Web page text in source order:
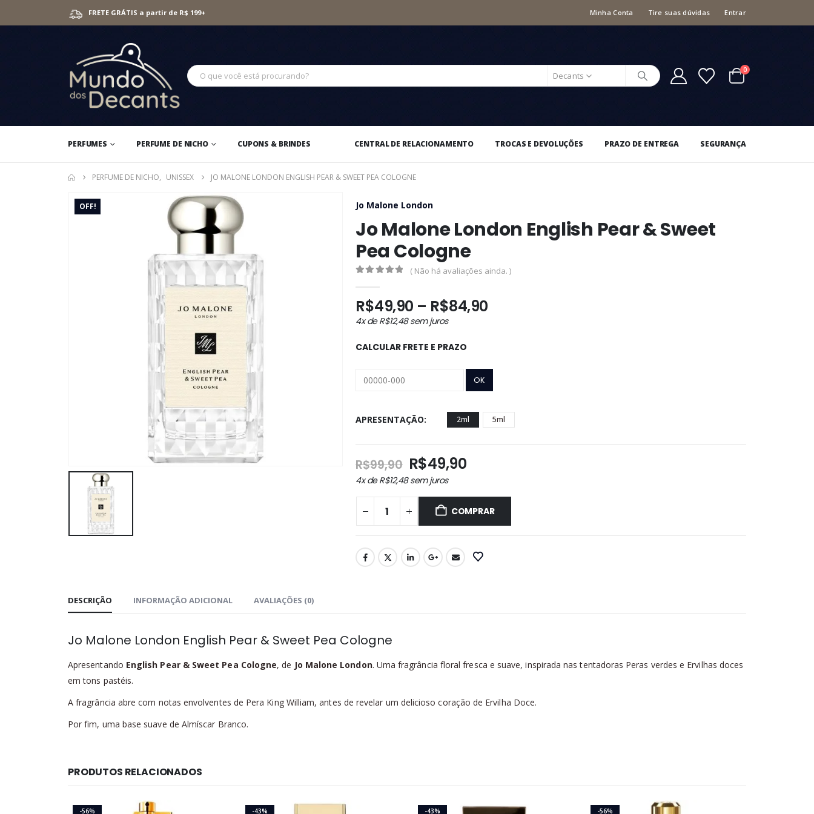
FRETE GRÁTIS a partir de R$ 199+ Minha Conta Tire suas dúvidas Entrar
Decants
0
PERFUMES PERFUME DE NICHO CUPONS & BRINDES CENTRAL DE RELACIONAMENTO TROCAS E DEVOLUÇÕES PRAZO DE ENTREGA SEGURANÇA
PERFUME DE NICHO, UNISSEX JO MALONE LONDON ENGLISH PEAR & SWEET PEA COLOGNE
OFF! Jo Malone London
Jo Malone London English Pear & Sweet
Pea Cologne
( Não há avaliações ainda. )
R$49,90 – R$84,90Faixa
através
4x deR$12,48sem juros
CALCULAR FRETE E PRAZO
APRESENTAÇÃO 2ml 5ml
R$99,90 O
preço
original
era:
R$99,90.
R$49,90O
atual
é:
R$49,90.
4x deR$12,48sem juros
COMPRAR
DESCRIÇÃO INFORMAÇÃO ADICIONAL AVALIAÇÕES (0)
Jo Malone London English Pear & Sweet Pea Cologne
Apresentando English Pear & Sweet Pea Cologne, de Jo Malone London. Uma fragrância floral fresca e suave, inspirada nas tentadoras Peras verdes e Ervilhas doces
em tons pastéis.
A fragrância abre com notas envolventes de Pera King William, antes de revelar um delicioso coração de Ervilha Doce.
Por fim, uma base suave de Almíscar Branco.
PRODUTOS RELACIONADOS
-56% -43% -43% -56%